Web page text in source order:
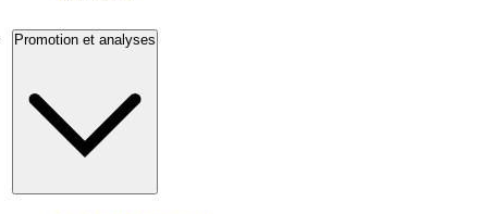
Promotion et analyses